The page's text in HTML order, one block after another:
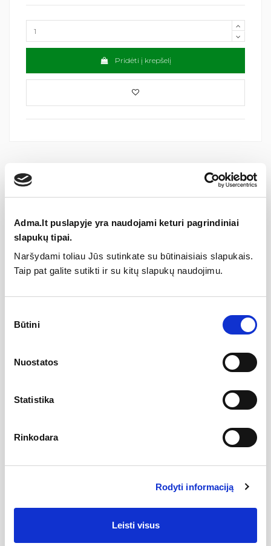
Adma.lt puslapyje yra naudojami keturi pagrindiniai
slapukų tipai.
Naršydami toliau Jūs sutinkate su būtinaisiais slapukais.
Taip pat galite sutikti ir su kitų slapukų naudojimu.
pasirinkimas
Būtini
Nuostatos
Statistika
Rinkodara
Rodyti informaciją
Leisti visus
Pridėti į krepšelį
Specifikacija
TECEdrainpoint S trapas DN 70, horizontalus, su „Seal System“
universaliu flanšu
Grindų trapas TECEdrainpoint S, DN 70, horizontalus, plastikinis
(PP), išbandytas pagal DIN EN 1253
su papildomu pajungimu DN 50 ir dangteliu
Komplektuojama su apsauginiu dangteliu, apsaugine plėvele ir
„Seal System“ sandarinimo tarpinė – išbandyta ir